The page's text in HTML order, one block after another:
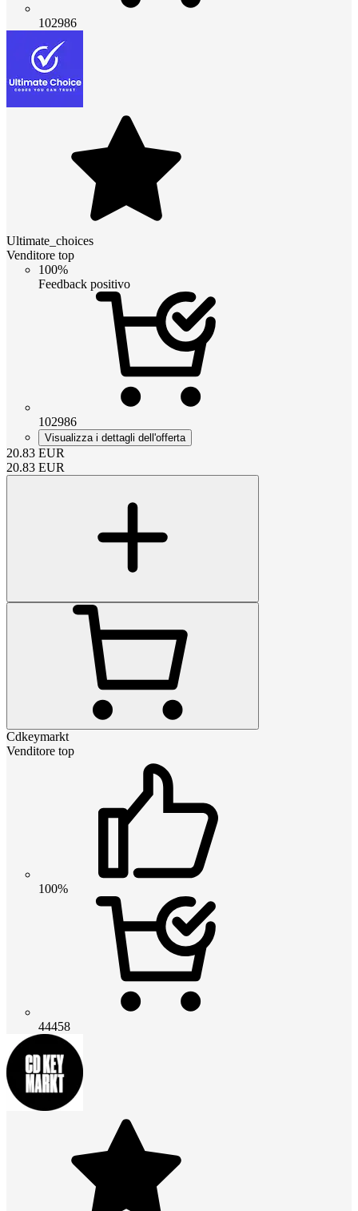
102986
Ultimate_choices
Venditore top
100%
Feedback positivo
102986
Visualizza i dettagli dell'offerta
20.83 EUR
20.83 EUR
Cdkeymarkt
Venditore top
100%
44458